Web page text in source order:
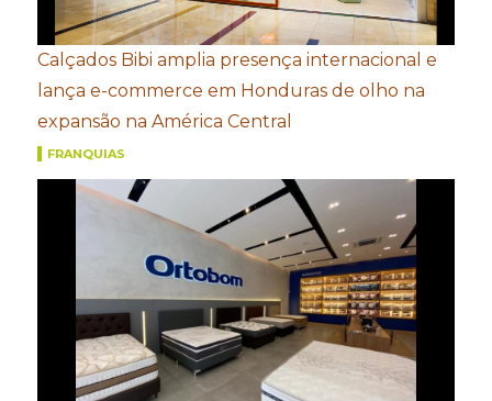
Calçados Bibi amplia presença internacional e
lança e-commerce em Honduras de olho na
expansão na América Central
FRANQUIAS